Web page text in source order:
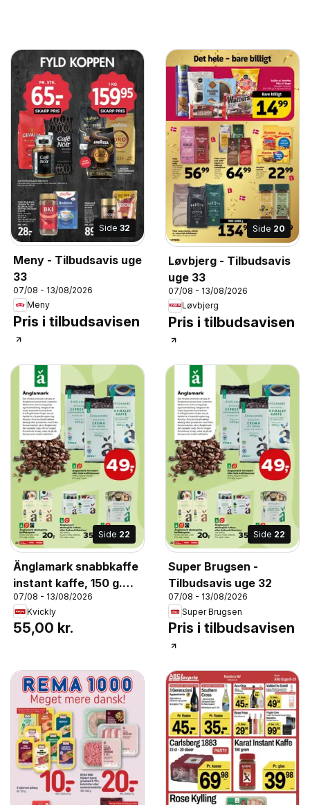
Side 32
Meny - Tilbudsavis uge
33
07/08 - 13/08/2026
Meny
Pris i tilbudsavisen
Side 20
Løvbjerg - Tilbudsavis
uge 33
07/08 - 13/08/2026
Løvbjerg
Pris i tilbudsavisen
Side 22
Änglamark snabbkaffe
instant kaffe, 150 g.
Kg-pris 366,67 1 stk.
07/08 - 13/08/2026
Kvickly
55,00 kr.
Side 22
Super Brugsen -
Tilbudsavis uge 32
07/08 - 13/08/2026
Super Brugsen
Pris i tilbudsavisen